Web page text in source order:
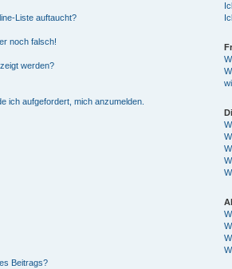
Liste auftaucht?
noch falsch!
werden?
ich aufgefordert, mich anzumelden.
Beitrags?